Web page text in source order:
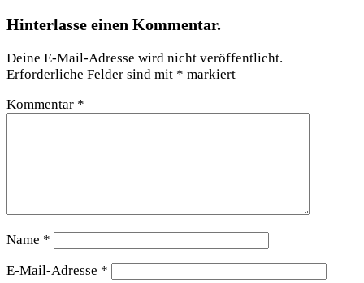
Hinterlasse einen Kommentar.
Deine E-Mail-Adresse wird nicht veröffentlicht.
Erforderliche Felder sind mit * markiert
Kommentar *
Name *
E-Mail-Adresse *